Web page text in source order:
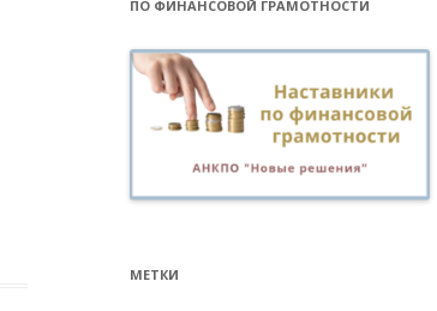
ПО ФИНАНСОВОЙ ГРАМОТНОСТИ
МЕТКИ